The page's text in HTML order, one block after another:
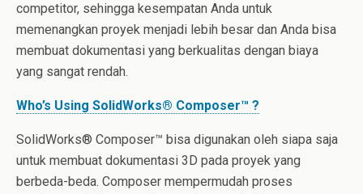
competitor, sehingga kesempatan Anda untuk
memenangkan proyek menjadi lebih besar dan Anda bisa
membuat dokumentasi yang berkualitas dengan biaya
yang sangat rendah.
Who’s Using SolidWorks® Composer™ ?
SolidWorks® Composer™ bisa digunakan oleh siapa saja
untuk membuat dokumentasi 3D pada proyek yang
berbeda-beda. Composer mempermudah proses